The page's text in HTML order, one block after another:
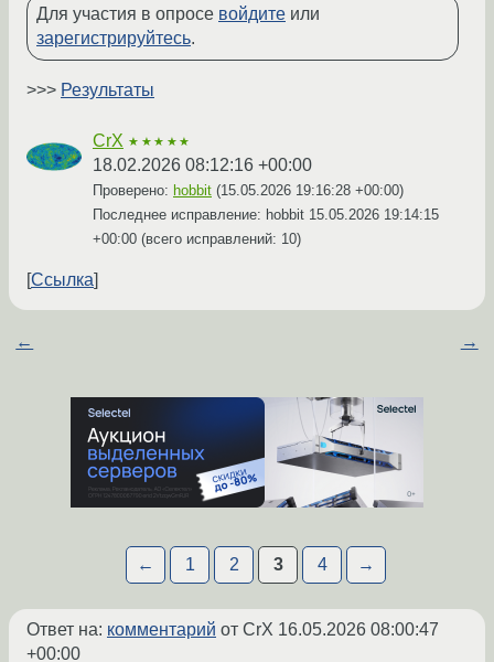
Для участия в опросе войдите или
зарегистрируйтесь.
>>> Результаты
CrX ★★★★★
18.02.2026 08:12:16 +00:00
Проверено: hobbit (15.05.2026 19:16:28 +00:00)
Последнее исправление: hobbit 15.05.2026 19:14:15
+00:00 (всего исправлений: 10)
Ссылка
← →
← 1 2 3 4 →
Ответ на: комментарий от CrX 16.05.2026 08:00:47
+00:00